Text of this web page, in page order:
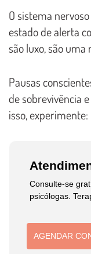
O sistema
estado de alerta
são luxo, são uma
Pausas
de sobrevivência
isso, experimente:
Consulte-se
psicólogas.
AGENDAR